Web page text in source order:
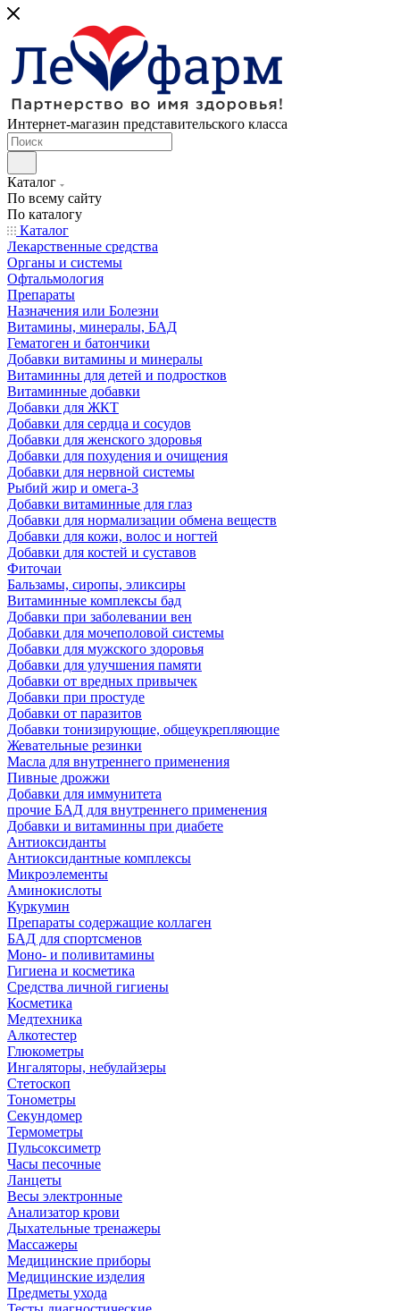
Интернет-магазин представительского класса
Каталог
По всему сайту
По каталогу
Каталог
Лекарственные средства
Органы и системы
Офтальмология
Препараты
Назначения или Болезни
Витамины, минералы, БАД
Гематоген и батончики
Добавки витамины и минералы
Витаминны для детей и подростков
Витаминные добавки
Добавки для ЖКТ
Добавки для сердца и сосудов
Добавки для женского здоровья
Добавки для похудения и очищения
Добавки для нервной системы
Рыбий жир и омега-3
Добавки витаминные для глаз
Добавки для нормализации обмена веществ
Добавки для кожи, волос и ногтей
Добавки для костей и суставов
Фиточаи
Бальзамы, сиропы, эликсиры
Витаминные комплексы бад
Добавки при заболевании вен
Добавки для мочеполовой системы
Добавки для мужского здоровья
Добавки для улучшения памяти
Добавки от вредных привычек
Добавки при простуде
Добавки от паразитов
Добавки тонизирующие, общеукрепляющие
Жевательные резинки
Масла для внутреннего применения
Пивные дрожжи
Добавки для иммунитета
прочие БАД для внутреннего применения
Добавки и витаминны при диабете
Антиоксиданты
Антиоксидантные комплексы
Микроэлементы
Аминокислоты
Куркумин
Препараты содержащие коллаген
БАД для спортсменов
Моно- и поливитамины
Гигиена и косметика
Средства личной гигиены
Косметика
Медтехника
Алкотестер
Глюкометры
Ингаляторы, небулайзеры
Стетоскоп
Тонометры
Секундомер
Термометры
Пульсоксиметр
Часы песочные
Ланцеты
Весы электронные
Анализатор крови
Дыхательные тренажеры
Массажеры
Медицинские приборы
Медицинские изделия
Предметы ухода